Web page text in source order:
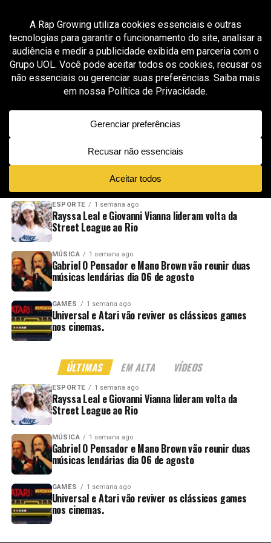
All posts tagged "dark trap"
GROOVER X RAP GROWING 2 meses ago
Astro Alex é aprovado pela curadoria da Rap Growing com
“Mama Tried to Keep Me Clean”, faixa sombria, emocional e
cinematográfica
ADVERTISEMENT
NOVIDADES EM ALTA
ESPORTE 1 semana ago
Rayssa Leal e Giovanni Vianna lideram volta da
Street League ao Rio
MÚSICA 1 semana ago
Gabriel O Pensador e Mano Brown vão reunir duas
músicas lendárias dia 06 de agosto
GAMES 1 semana ago
Universal e Atari vão reviver os clássicos games
nos cinemas.
ÚLTIMAS EM ALTA VÍDEOS
ESPORTE 1 semana ago
Rayssa Leal e Giovanni Vianna lideram volta da
Street League ao Rio
MÚSICA 1 semana ago
Gabriel O Pensador e Mano Brown vão reunir duas
músicas lendárias dia 06 de agosto
GAMES 1 semana ago
Universal e Atari vão reviver os clássicos games
nos cinemas.